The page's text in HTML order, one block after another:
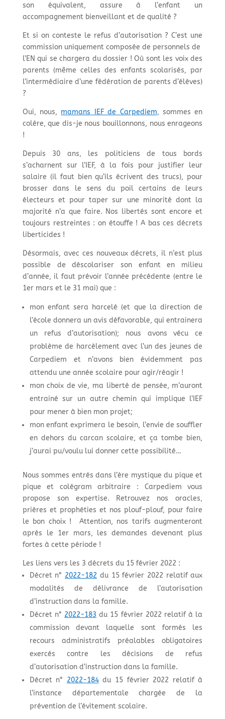
son équivalent, assure à l’enfant un
accompagnement bienveillant et de qualité ?
Et si on conteste le refus d’autorisation ? C’est une
commission uniquement composée de personnels de
l’EN qui se chargera du dossier ! Où sont les voix des
parents (même celles des enfants scolarisés, par
l’intermédiaire d’une fédération de parents d’élèves)
?
Oui, nous, mamans IEF de Carpediem, sommes en
colère, que dis-je nous bouillonnons, nous enrageons
!
Depuis 30 ans, les politiciens de tous bords
s’acharnent sur l’IEF, à la fois pour justifier leur
salaire (il faut bien qu’ils écrivent des trucs), pour
brosser dans le sens du poil certains de leurs
électeurs et pour taper sur une minorité dont la
majorité n’a que faire. Nos libertés sont encore et
toujours restreintes : on étouffe ! A bas ces décrets
liberticides !
Désormais, avec ces nouveaux décrets, il n’est plus
possible de déscolariser son enfant en milieu
d’année, il faut prévoir l’année précédente (entre le
1er mars et le 31 mai) que :
mon enfant sera harcelé (et que la direction de
l’école donnera un avis défavorable, qui entrainera
un refus d’autorisation); nous avons vécu ce
problème de harcèlement avec l’un des jeunes de
Carpediem et n’avons bien évidemment pas
attendu une année scolaire pour agir/réagir !
mon choix de vie, ma liberté de pensée, m’auront
entrainé sur un autre chemin qui implique l’IEF
pour mener à bien mon projet;
mon enfant exprimera le besoin, l’envie de souffler
en dehors du carcan scolaire, et ça tombe bien,
j’aurai pu/voulu lui donner cette possibilité…
Nous sommes entrés dans l’ère mystique du pique et
pique et colégram arbitraire : Carpediem vous
propose son expertise. Retrouvez nos oracles,
prières et prophéties et nos plouf-plouf, pour faire
le bon choix ! Attention, nos tarifs augmenteront
après le 1er mars, les demandes devenant plus
fortes à cette période !
Les liens vers les 3 décrets du 15 février 2022 :
Décret n° 2022-182 du 15 février 2022 relatif aux
modalités de délivrance de l’autorisation
d’instruction dans la famille.
Décret n° 2022-183 du 15 février 2022 relatif à la
commission devant laquelle sont formés les
recours administratifs préalables obligatoires
exercés contre les décisions de refus
d’autorisation d’instruction dans la famille.
Décret n° 2022-184du 15 février 2022 relatif à
l’instance départementale chargée de la
prévention de l’évitement scolaire.